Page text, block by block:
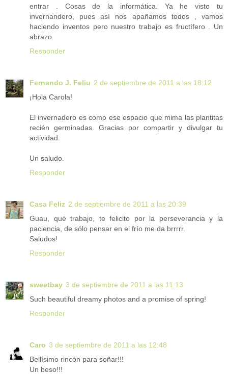
entrar . Cosas de la informática. Ya he visto tu
invernandero, pues así nos apañamos todos , vamos
haciendo inventos pero nuestro trabajo es fructífero . Un
abrazo
Responder
Fernando J. Feliu 2 de septiembre de 2011 a las 18:12
¡Hola Carola!
El invernadero es como ese espacio que mima las plantitas
recién germinadas. Gracias por compartir y divulgar tu
actividad.
Un saludo.
Responder
Casa Feliz 2 de septiembre de 2011 a las 20:39
Guau, qué trabajo, te felicito por la perseverancia y la
paciencia, de sólo pensar en el frío me da brrrrr.
Saludos!
Responder
sweetbay 3 de septiembre de 2011 a las 11:13
Such beautiful dreamy photos and a promise of spring!
Responder
Caro 3 de septiembre de 2011 a las 12:48
Bellísimo rincón para soñar!!!
Un beso!!!